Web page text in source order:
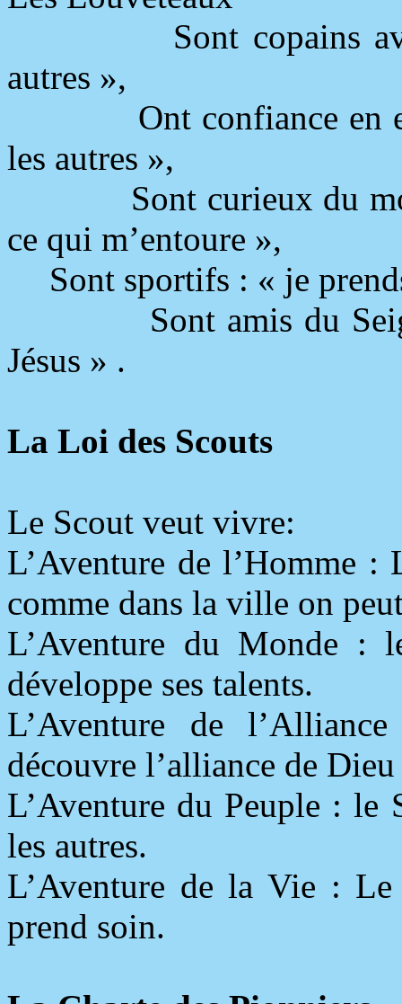
Sont copains
autres »,
Ont confiance en
les autres »,
Sont curieux du
ce qui m’entoure »,
Sont sportifs : « je
Sont amis du
Jésus » .
La Loi des Scouts
Le Scout veut vivre:
L’Aventure de l’Homme
comme dans la ville on
L’Aventure du Monde :
développe ses talents.
L’Aventure de
découvre l’alliance de
L’Aventure du Peuple : le
les autres.
L’Aventure de la Vie :
prend soin.